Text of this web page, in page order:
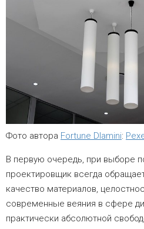
Фото автора Fortune Dlamini:
В первую очередь, при выборе
проектировщик всегда
качество материалов,
современные веяния в сфере
практически абсолютной